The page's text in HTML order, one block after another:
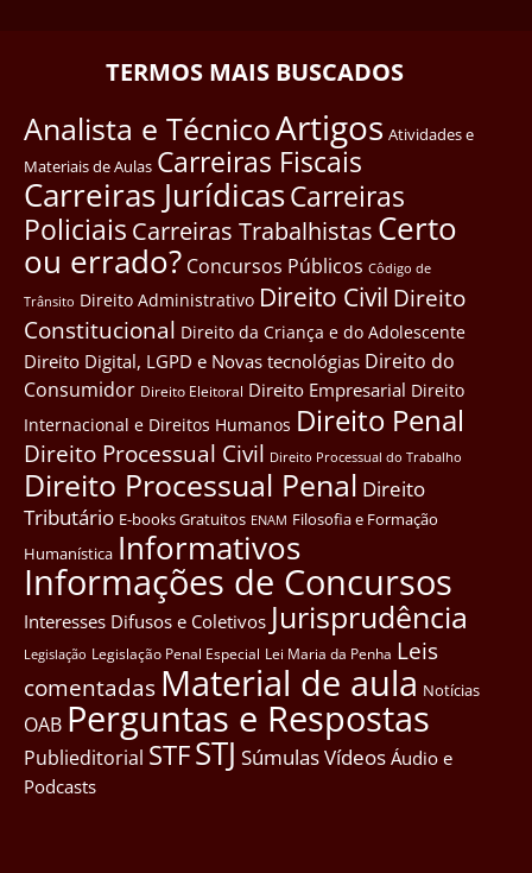
TERMOS MAIS BUSCADOS
Analista e TécnicoArtigos Atividades e
Materiais de Aulas Carreiras Fiscais
Carreiras JurídicasCarreiras
Policiais Carreiras Trabalhistas Certo
ou errado? Concursos Públicos Côdigo de
Trânsito Direito Administrativo Direito Civil Direito
Constitucional Direito da Criança e do Adolescente
Direito Digital, LGPD e Novas tecnológias Direito do
Consumidor Direito Eleitoral Direito Empresarial Direito
Internacional e Direitos Humanos Direito Penal
Direito Processual Civil Direito Processual do Trabalho
Direito Processual Penal Direito
Tributário E-books Gratuitos ENAM Filosofia e Formação
Humanística Informativos
Informações de Concursos
Interesses Difusos e Coletivos Jurisprudência
Legislação Legislação Penal Especial Lei Maria da Penha Leis
comentadas Material de aula Notícias
OAB Perguntas e Respostas
Publieditorial STFSTJ SúmulasVídeos Áudio e
Podcasts